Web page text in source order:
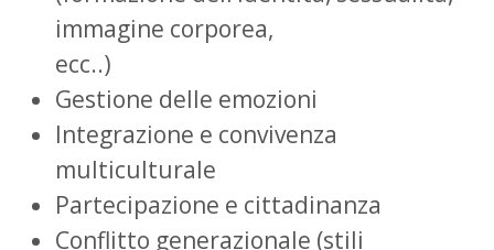
immagine corporea,
ecc..)
Gestione delle emozioni
Integrazione e convivenza
multiculturale
Partecipazione e cittadinanza
Conflitto generazionale (stili